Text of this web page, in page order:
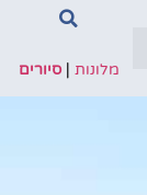
מלונות |סיורים